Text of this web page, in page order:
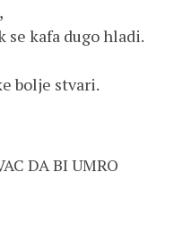
se kafa dugo hladi.
bolje stvari.
DA BI UMRO